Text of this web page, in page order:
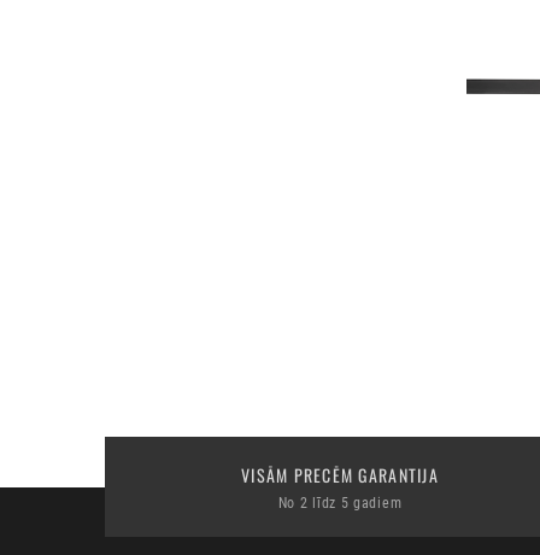
VISĀM PRECĒM GARANTIJA
No 2 līdz 5 gadiem